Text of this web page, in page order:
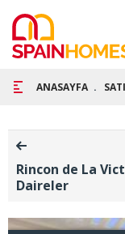
ANASAYFA
Rincon de La
Daireler